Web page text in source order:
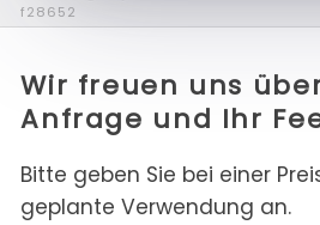
f28652
Wir freuen uns
Anfrage und Ihr
Bitte geben Sie bei einer
geplante Verwendung an.